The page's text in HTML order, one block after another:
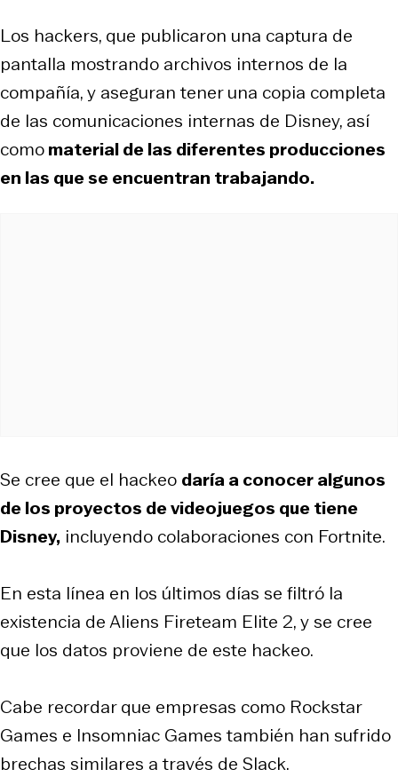
Los hackers, que publicaron una captura de
pantalla mostrando archivos internos de la
compañía, y aseguran tener una copia completa
de las comunicaciones internas de Disney, así
comomaterial de las diferentes producciones
en las que se encuentran trabajando.
Se cree que el hackeo daría a conocer algunos
de los proyectos de videojuegos que tiene
Disney, incluyendo colaboraciones con Fortnite.
En esta línea en los últimos días se filtró la
existencia de Aliens Fireteam Elite 2, y se cree
que los datos proviene de este hackeo.
Cabe recordar que empresas como Rockstar
Games e Insomniac Games también han sufrido
brechas similares a través de Slack.